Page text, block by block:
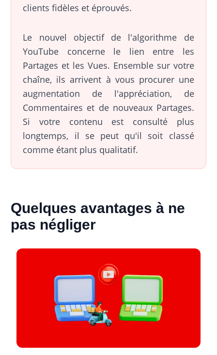
clients fidèles et éprouvés.
Le nouvel objectif de l'algorithme de
YouTube concerne le lien entre les
Partages et les Vues. Ensemble sur votre
chaîne, ils arrivent à vous procurer une
augmentation de l'appréciation, de
Commentaires et de nouveaux Partages.
Si votre contenu est consulté plus
longtemps, il se peut qu'il soit classé
comme étant plus qualitatif.
Quelques avantages à ne
pas négliger